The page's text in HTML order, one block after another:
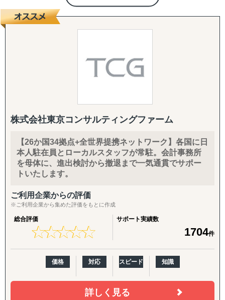
『ビザスル｜海外ビザ取得サポート』
↳ 就労ビザ・長期滞在ビザなど、進出・移住に必要なビザ
取得を現地連携でサポート
◆以下は個別施策として各専門家チームが対応します。
目的：海外現地を理解し、事業の成功可能性を高める
↳ 市場概況・規制調査
↳ 企業信用調査
↳ 現地視察の企画・アテンド
『集客活動チーム』
立する
↳ 多言語サイト制作
↳ EC運用
↳ SNS運用
↳ 広告運用（Google／Meta など）
↳ インフルエンサー施策
↳ 画像・動画コンテンツ制作
『販路構築チーム』
目的：海外現地で最適なパートナーとの取引を創出する
しています。70か国90都市以上にローカルリサーチャーを
有し、現地の言語で、現地の人により、現地市場を調べる
ことで生きた情報を抽出することを強みとしています。自
しています。シンガポール本部プロジェクトマネージメン
トチームは海外事業コンサルタント/リサーチャーで形成さ
実績:
東アジア（中国、韓国、台湾、香港等）
東南アジア（マレーシア、インドネシア、ベトナム、タイ
等）
南アジア（インド、パキスタン、バングラディッシュ等）
等）
中東（トルコ、サウジアラビア等）
ヨーロッパ（イタリア、ドイツ、フランス、スペイン等）
アフリカ（南アフリカ、ケニア、エジプト、エチオピア、
ナイジェリア等）
株式会社東京コンサルティングファーム
【26か国34拠点+全世界提携ネットワーク】各国に日
本人駐在員とローカルスタッフが常駐。会計事務所
を母体に、進出検討から撤退まで一気通貫でサポー
トいたします。
ご利用企業からの評価
※ご利用企業から集めた評価をもとに作成
総合評価
★★★★★
★★★★★
サポート実績数
1704件
価格 対応 スピード 知識
詳しく見る